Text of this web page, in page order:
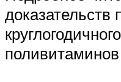
доказательств